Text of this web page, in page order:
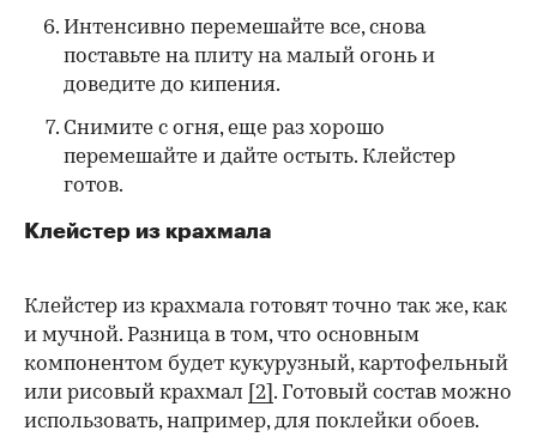
Интенсивно перемешайте все, снова
поставьте на плиту на малый огонь и
доведите до кипения.
Снимите с огня, еще раз хорошо
перемешайте и дайте остыть. Клейстер
готов.
Клейстер из крахмала
Клейстер из крахмала готовят точно так же, как
и мучной. Разница в том, что основным
компонентом будет кукурузный, картофельный
или рисовый крахмал
[2] . Готовый состав можно
использовать, например, для поклейки обоев.